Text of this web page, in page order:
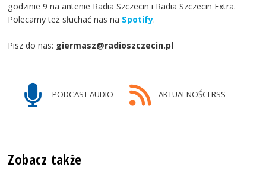
godzinie 9 na antenie Radia Szczecin i Radia Szczecin Extra.
Polecamy też słuchać nas na Spotify.
Pisz do nas: giermasz@radioszczecin.pl
PODCAST AUDIO AKTUALNOŚCI RSS
Zobacz także